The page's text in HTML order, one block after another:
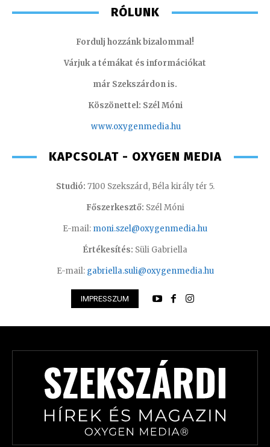
RÓLUNK
Fordulj hozzánk bizalommal!
Várjuk a témákat és információkat
már Szekszárdon is.
Köszönettel: Szél Móni
www.oxygenmedia.hu
KAPCSOLAT - OXYGEN MEDIA
Studió: 7100 Szekszárd, Béla király tér 5.
Főszerkesztő: Szél Móni
E-mail: moni.szel@oxygenmedia.hu
Értékesítés: Süli Gabriella
E-mail: gabriella.suli@oxygenmedia.hu
IMPRESSZUM